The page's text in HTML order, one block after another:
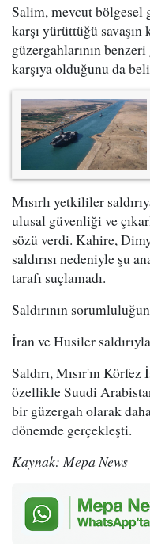
Salim, mevcut
karşı yürüttüğü
güzergahlarının
karşıya olduğunu da
Mısırlı yetkililer
ulusal güvenliği ve
sözü verdi. Kahire,
saldırısı nedeniyle şu
tarafı suçlamadı.
Saldırının
İran ve Husiler
Saldırı, Mısır'ın
özellikle Suudi
bir güzergah olarak
dönemde gerçekleşti.
Kaynak: Mepa News